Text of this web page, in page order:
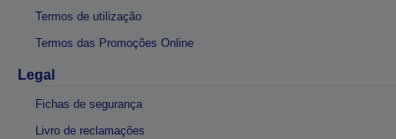
Termos de utilização
Termos das Promoções Online
Legal
Fichas de segurança
Livro de reclamações